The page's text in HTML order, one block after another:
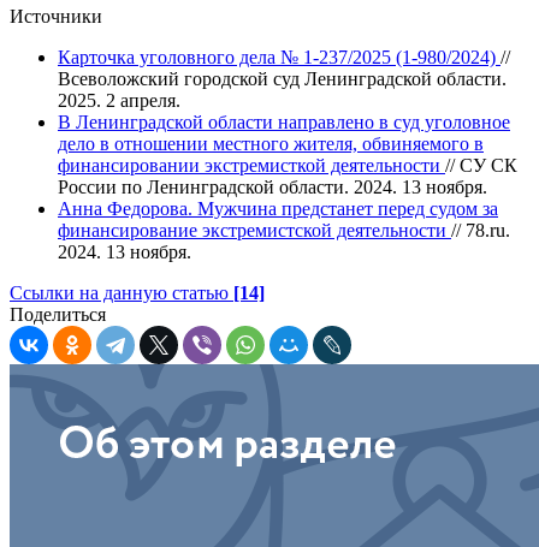
Источники
Карточка уголовного дела № 1-237/2025 (1-980/2024) //
Всеволожский городской суд Ленинградской области.
2025. 2 апреля.
В Ленинградской области направлено в суд уголовное
дело в отношении местного жителя, обвиняемого в
финансировании экстремисткой деятельности // СУ СК
России по Ленинградской области. 2024. 13 ноября.
Анна Федорова. Мужчина предстанет перед судом за
финансирование экстремистской деятельности // 78.ru.
2024. 13 ноября.
Ссылки на данную статью [14]
Поделиться